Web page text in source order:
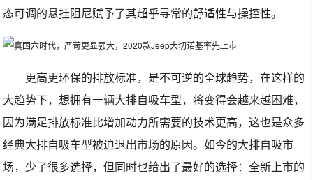
态可调的悬挂阻尼赋予了其超乎寻常的舒适性与操控性。
更高更环保的排放标准，是不可逆的全球趋势，在这样的
大趋势下，想拥有一辆大排自吸车型，将变得会越来越困难，
因为满足排放标准比增加动力所需要的技术更高，这也是众多
经典大排自吸车型被迫退出市场的原因。如今的大排自吸市
场，少了很多选择，但同时也给出了最好的选择：全新上市的